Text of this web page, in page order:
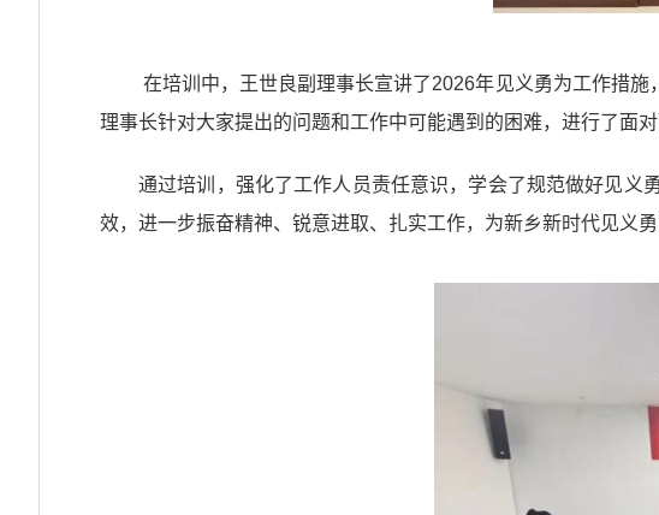
在培训中，王世良副理事长宣讲了2026年见义勇为工作措
理事长针对大家提出的问题和工作中可能遇到的困难，进行了面对
通过培训，强化了工作人员责任意识，学会了规范做好见义
效，进一步振奋精神、锐意进取、扎实工作，为新乡新时代见义